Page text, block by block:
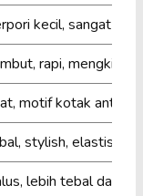
kecil, sangat
rapi, mengkilap
motif kotak anti
stylish, elastis
lebih tebal dari